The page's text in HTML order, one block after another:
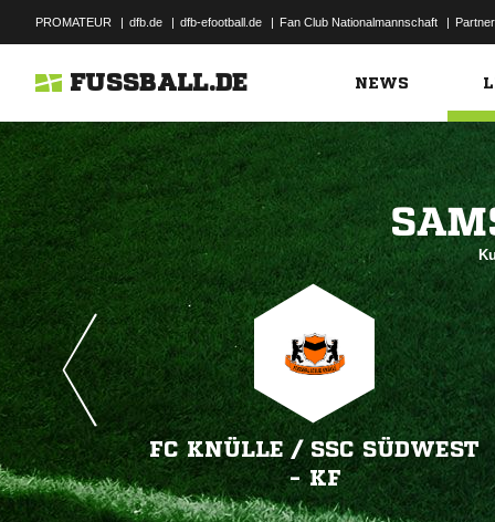
PROMATEUR | dfb.de | dfb-efootball.de | Fan Club Nationalmannschaft | Partner
FUSSBALL.DE NEWS
FC KNÜLLE /​ SSC SÜDWEST
- KF